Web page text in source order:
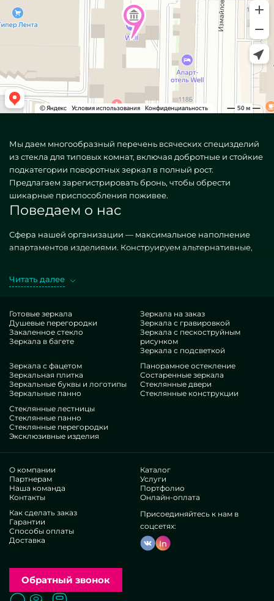
Мы даем многообразный перечень всяческих специзделий
из стекла для типовых комнат, включая добротные и стойкие
подкатегории поворотных зеркал в полный рост.
Предлагаем зарегистрировать бронь, чтобы обрести
шикарные приспособления поживее.
Поведаем о нас
Сфера нашей организации — максимальное наполнение
апартаментов изделиями. Конструируем альтернативные,
Поворотные зеркала в полный рост. Покупая желательные
это превосходнейший товар, с правильной ценой, не
проигрывающий конкурентным итерациям. Если вы
предпочли бы украсить свои дома, придать им уюта,
самобытности, всенепременно проанализируйте наши
варианты, от поворотных зеркал в полный рост и до
неисчислимых деталей.
Гордость нашей деятельности
В нашем объединении — спецы исключительно бессчетных
специальностей. У всех исключительные профессионализм,
что осчастливит даже строгих контрагентов. Упорно
занимаются прокачкой имеющихся возможностей, знают,
как мыслить в затруднительных ситуациях. Выдадут и
сконструируют Поворотные зеркала в полный рост
идеально.
частных людей. Мириады хвалебных рецензий —
убедитесь собственноручно.
Существуем без агентов, это позволяет прорабатывать
имеющиеся порядки, предлагать все быстрее,
опции по типу поворотных зеркал в полный рост
бывают крайне отборными и недорогими. Свое
приготовление дает демонстрировать своеобразные
Читать далее
Готовые зеркала
Душевые перегородки
Закаленное стекло
Зеркала в багете
Зеркала на заказ
Зеркала с гравировкой
Зеркала с пескоструйным
рисунком
Зеркала с подсветкой
Зеркала с фацетом
Зеркальная плитка
Зеркальные буквы и логотипы
Зеркальные панно
Панорамное остекление
Состаренные зеркала
Стеклянные двери
Стеклянные конструкции
Стеклянные лестницы
Стеклянные панно
Стеклянные перегородки
Эксклюзивные изделия
О компании
Партнерам
Наша команда
Контакты
Каталог
Услуги
Портфолио
Онлайн-оплата
Как сделать заказ
Гарантии
Способы оплаты
Доставка
Присоединяйтесь к нам в
соцсетях:
In
Обратный звонок